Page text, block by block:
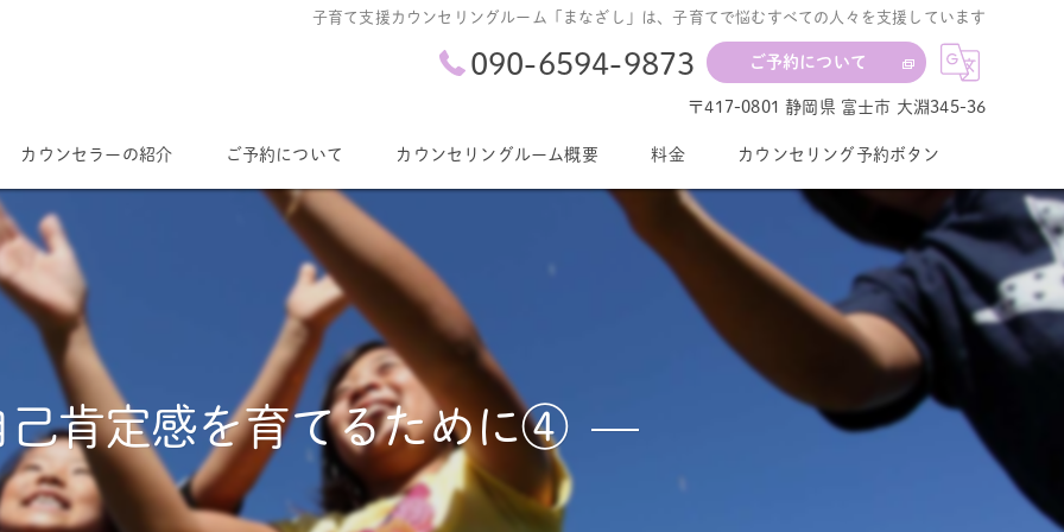
子育て支援カウンセリングルーム「まなざし」は、子育てで悩むすべての人々を支援しています
090-6594-9873 ご予約について
〒417-0801 静岡県 富士市 大淵345-36
カウンセラーの紹介 ご予約について
カレンダー
カウンセリングルーム概要 料金 カウンセリング予約ボタン
己肯定感を育てるために④